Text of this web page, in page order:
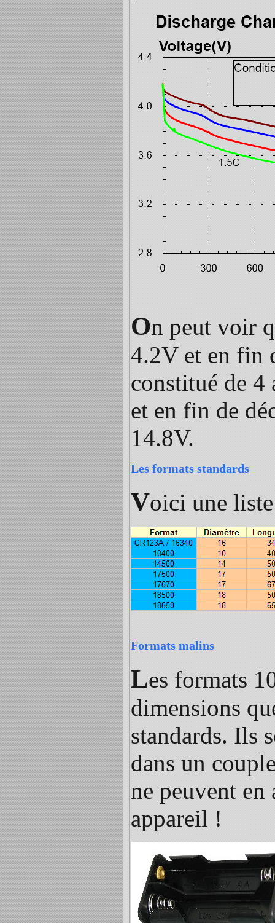
On peut voir
4.2V et en fin
constitué de 4
et en fin de
14.8V.
Les formats standards
Voici une
Formats malins
Les formats
dimensions
standards. Ils
dans un
ne peuvent en
appareil !